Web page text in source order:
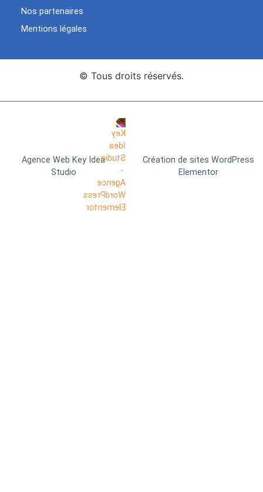
Nos partenaires
Mentions légales
© Tous droits réservés.
Agence Web Key Idea
Studio
Création de sites WordPress
Elementor